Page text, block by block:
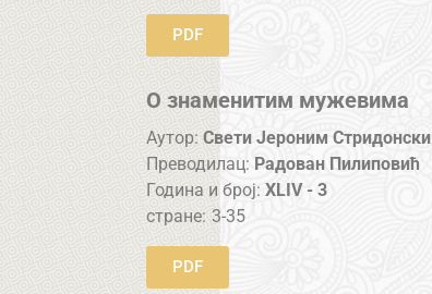
PDF
О знаменитим мужевима
Аутор: Свети Јероним Стридонски
Преводилац: Радован Пилиповић
Година и број:XLIV - 3
стране: 3-35
PDF